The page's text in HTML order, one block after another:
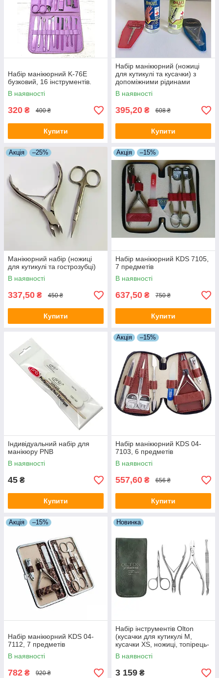
Набір манікюрний K-76E
бузковий, 16 інструментів.
В наявності
320 ₴ 400 ₴
Купити
Набір манікюрний (ножиці
для кутикулі та кусачки) з
допоміжними рідинами
Фурман
В наявності
395,20 ₴ 608 ₴
Купити
Акція –25%
Манікюрний набір (ножиці
для кутикулі та гострозубці)
В наявності
337,50 ₴ 450 ₴
Купити
Акція –15%
Набір манікюрний KDS 7105,
7 предметів
В наявності
637,50 ₴ 750 ₴
Купити
Індивідуальний набір для
манікюру PNB
В наявності
45 ₴
Купити
Акція –15%
Набір манікюрний KDS 04-
7103, 6 предметів
В наявності
557,60 ₴ 656 ₴
Купити
Акція –15%
Набір манікюрний KDS 04-
7112, 7 предметів
В наявності
782 ₴ 920 ₴
Новинка
Набір інструментів Olton
(кусачки для кутикулі М,
кусачки XS, ножиці, топірець-
лопатка), зелений
В наявності
3 159 ₴